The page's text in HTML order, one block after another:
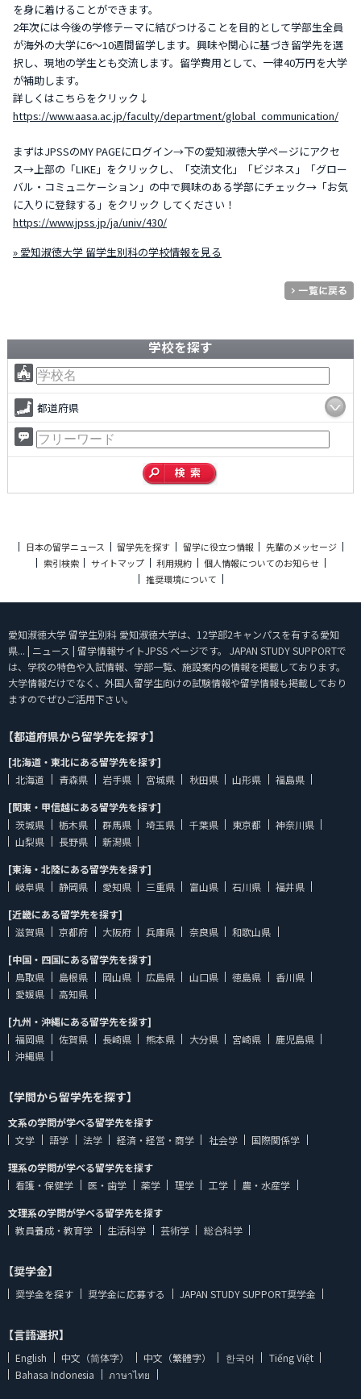
を身に着けることができます。
2年次には今後の学修テーマに結びつけることを目的として学部生全員
が海外の大学に6～10週間留学します。興味や関心に基づき留学先を選
択し、現地の学生とも交流します。留学費用として、一律40万円を大学
が補助します。
詳しくはこちらをクリック↓
https://www.aasa.ac.jp/faculty/department/global_communication/
まずはJPSSのMY PAGEにログイン→下の愛知淑徳大学ページにアクセ
ス→上部の「LIKE」をクリックし、「交流文化」「ビジネス」「グロー
バル・コミュニケーション」の中で興味のある学部にチェック→「お気
に入りに登録する」をクリック してください！
https://www.jpss.jp/ja/univ/430/
» 愛知淑徳大学 留学生別科の学校情報を見る
学校を探す
都道府県
日本の留学ニュース 留学先を探す 留学に役立つ情報
先輩のメッセージ
索引検索
サイトマップ 利用規約
個人情報についてのお知らせ
推奨環境について
愛知淑徳大学 留学生別科 愛知淑徳大学は、12学部2キャンパスを有する愛知
県... | ニュース | 留学情報サイトJPSS ページです。 JAPAN STUDY SUPPORTで
は、学校の特色や入試情報、学部一覧、施設案内の情報を掲載しております。
大学情報だけでなく、外国人留学生向けの試験情報や留学情報も掲載しており
ますのでぜひご活用下さい。
【都道府県から留学先を探す】
[北海道・東北にある留学先を探す]
北海道
青森県 岩手県 宮城県 秋田県 山形県
福島県
[関東・甲信越にある留学先を探す]
茨城県
栃木県 群馬県 埼玉県 千葉県 東京都
神奈川県
山梨県
長野県
新潟県
[東海・北陸にある留学先を探す]
岐阜県
静岡県 愛知県 三重県 富山県 石川県
福井県
[近畿にある留学先を探す]
滋賀県
京都府 大阪府 兵庫県 奈良県
和歌山県
[中国・四国にある留学先を探す]
鳥取県
島根県 岡山県 広島県 山口県 徳島県
香川県
愛媛県
高知県
[九州・沖縄にある留学先を探す]
福岡県
佐賀県 長崎県 熊本県 大分県 宮崎県
鹿児島県
沖縄県
【学問から留学先を探す】
文系の学問が学べる留学先を探す
文学
語学 法学 経済・経営・商学 社会学
国際関係学
理系の学問が学べる留学先を探す
看護・保健学
医・歯学 薬学 理学 工学
農・水産学
文理系の学問が学べる留学先を探す
教員養成・教育学
生活科学 芸術学 総合科学
【奨学金】
奨学金を探す 奨学金に応募する JAPAN STUDY SUPPORT奨学金
【言語選択】
English 中文（简体字） 中文（繁體字） 한국어
Tiếng Việt
Bahasa Indonesia
ภาษาไทย